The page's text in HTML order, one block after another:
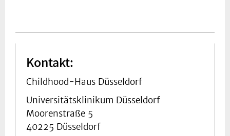
Kontakt:
Childhood-Haus Düsseldorf
Universitätsklinikum Düsseldorf
Moorenstraße 5
40225 Düsseldorf